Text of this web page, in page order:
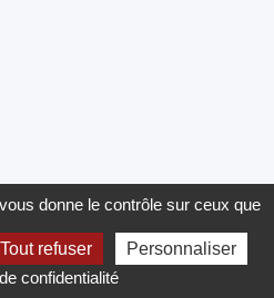
donne le contrôle sur ceux que
Tout refuser
Personnaliser
confidentialité